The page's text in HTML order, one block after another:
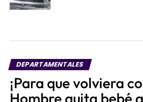
DEPARTAMENTALES
¡Para que volviera
Hombre quita bebé